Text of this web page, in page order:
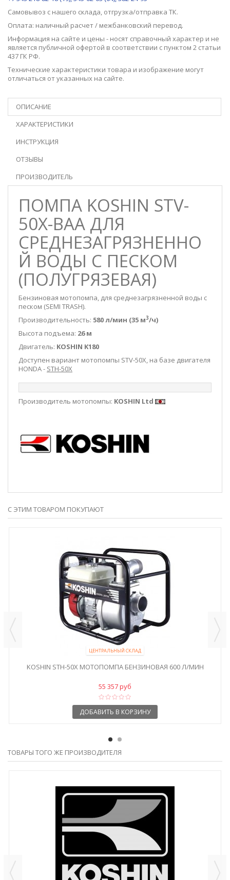
Самовывоз с нашего склада, отгрузка/отправка ТК.
Оплата: наличный расчет / межбанковский перевод.
Информация на сайте и цены - носят справочный характер и не
является публичной офертой в соответствии с пунктом 2 статьи
437 ГК РФ.
Технические характеристики товара и изображение могут
отличаться от указанных на сайте.
ОПИСАНИЕ
ХАРАКТЕРИСТИКИ
ИНСТРУКЦИЯ
ОТЗЫВЫ
ПРОИЗВОДИТЕЛЬ
ПОМПА KOSHIN STV-
50X-BAA ДЛЯ
СРЕДНЕЗАГРЯЗНЕННО
Й ВОДЫ С ПЕСКОМ
(ПОЛУГРЯЗЕВАЯ)
Бензиновая мотопомпа, для среднезагрязненной воды с
песком (SEMI TRASH).
Производительность: 580 л/мин (35 м3/ч)
Высота подъема: 26 м
Двигатель: KOSHIN K180
Доступен вариант мотопомпы STV-50X, на базе двигателя
HONDA - STH-50X
Производитель мотопомпы: KOSHIN Ltd
С ЭТИМ ТОВАРОМ ПОКУПАЮТ
ЦЕНТРАЛЬНЫЙ СКЛАД
KOSHIN STH-50X МОТОПОМПА БЕНЗИНОВАЯ 600 Л/МИН
55 357 руб
ДОБАВИТЬ В КОРЗИНУ
ТОВАРЫ ТОГО ЖЕ ПРОИЗВОДИТЕЛЯ